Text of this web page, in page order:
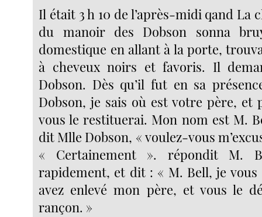
Il était 3 h 10 de l’après-midi qand La
du manoir des Dobson sonna
domestique en allant à la porte,
à cheveux noirs et favoris. Il
Dobson. Dès qu’il fut en sa
Dobson, je sais où est votre père, et
vous le restituerai. Mon nom est M.
dit Mlle Dobson, « voulez-vous
« Certainement ». répondit M.
rapidement, et dit : « M. Bell, je vous
avez enlevé mon père, et vous le
rançon. »